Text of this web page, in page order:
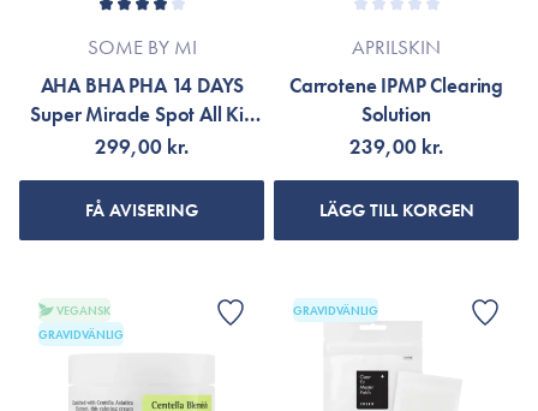
SOME BY MI
AHA BHA PHA 14 DAYS
Super Miracle Spot All Kill
Cream
299,00 kr.
FÅ AVISERING
APRILSKIN
Carrotene IPMP Clearing
Solution
239,00 kr.
LÄGG TILL KORGEN
VEGANSK
GRAVIDVÄNLIG
GRAVIDVÄNLIG